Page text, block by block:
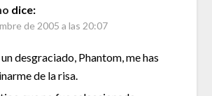
dice:
de 2005 a las 20:07
desgraciado, Phantom, me has
de la risa.